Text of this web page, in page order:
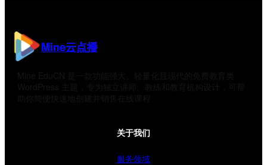
Mine云点播
Mine EduCN 是一款功能强大、轻量化且现代的免费教育类
WordPress 主题，专为独立讲师、教练和教育机构设计，可帮
助你简便快速地创建并销售在线课程
关于我们
服务领域